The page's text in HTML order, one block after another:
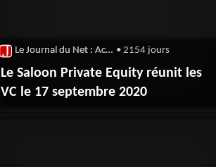
Le Journal du Net : Actualité du capital risque • 2154 jours
Le Saloon Private Equity réunit les
VC le 17 septembre 2020